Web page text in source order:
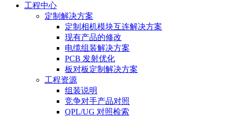
工程中心
定制解决方案
定制相机模块互连解决方案
现有产品的修改
电缆组装解决方案
PCB 发射优化
板对板定制解决方案
工程资源
组装说明
竞争对手产品对照
QPL/UG 对照检索